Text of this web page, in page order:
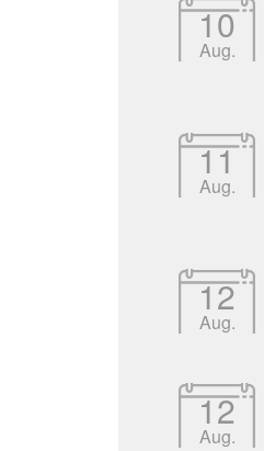
10
Aug.
11
Aug.
12
Aug.
12
Aug.